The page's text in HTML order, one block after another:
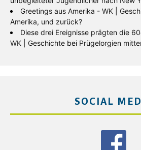
Greetings aus Amerika - WK |
Amerika, und zurück?
Diese drei Ereignisse prägten die
WK | Geschichte bei Prügelorgien
SOCIAL